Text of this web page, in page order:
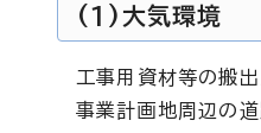
(1)大気環境
工事用資材等の搬
事業計画地周辺の道